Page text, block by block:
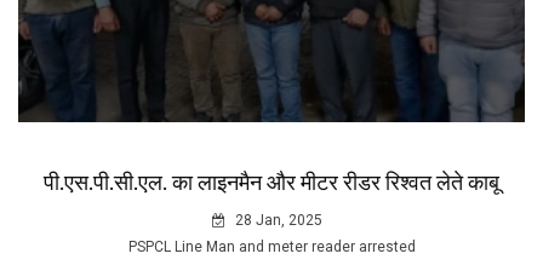
पी.एस.पी.सी.एल. का लाइनमैन और मीटर रीडर रिश्वत लेते काबू
28 Jan, 2025
PSPCL Line Man and meter reader arrested